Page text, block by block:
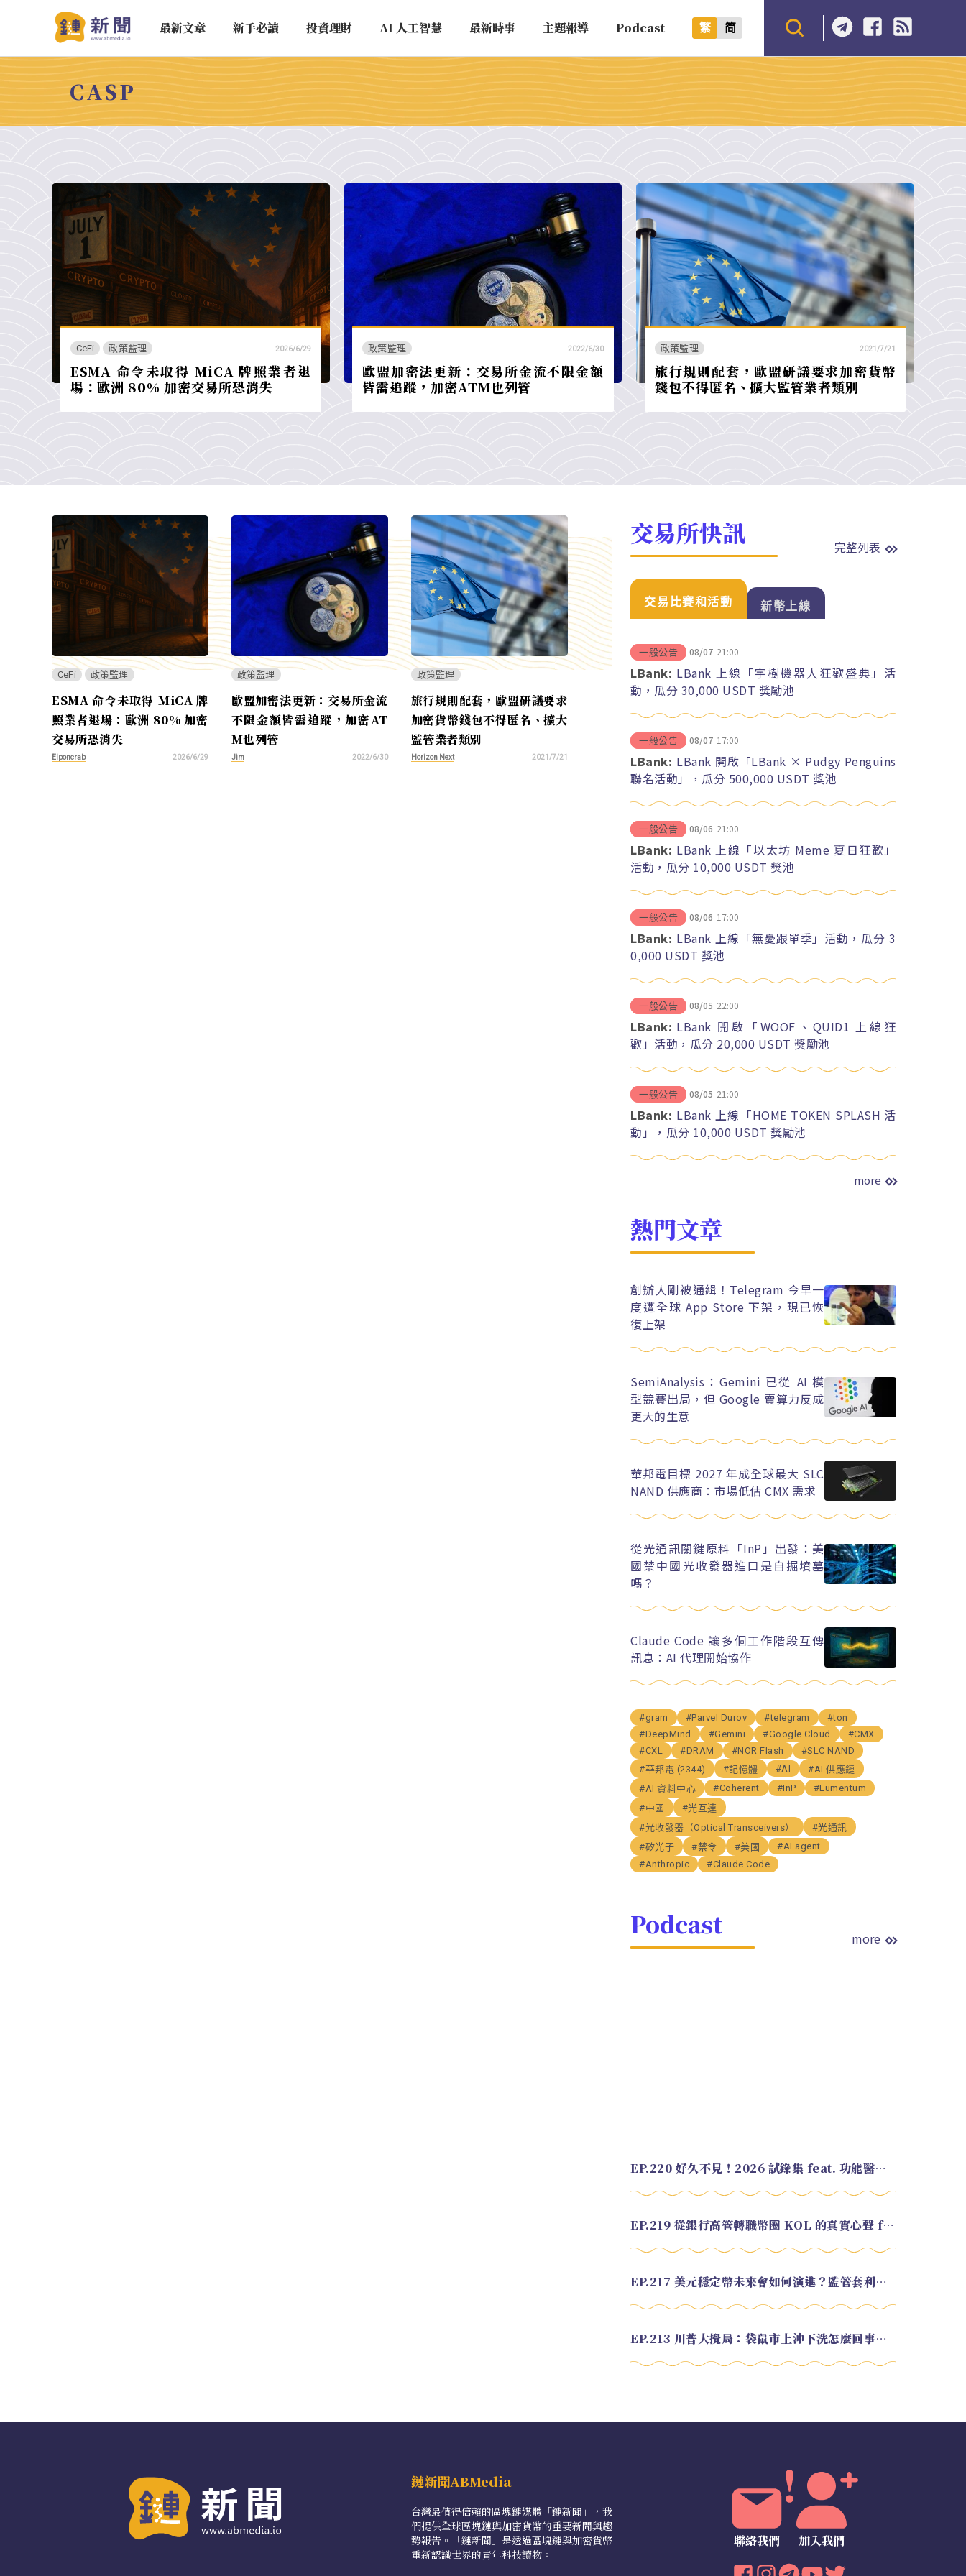
最新文章 新手必讀 投資理財 AI 人工智慧 最新時事 主題報導 Podcast 繁 简
CASP
CeFi 政策監理 2026/6/29
ESMA 命令未取得 MiCA 牌照業者退
場：歐洲 80% 加密交易所恐消失
政策監理 2022/6/30
歐盟加密法更新：交易所金流不限金額
皆需追蹤，加密ATM也列管
政策監理 2021/7/21
旅行規則配套，歐盟研議要求加密貨幣
錢包不得匿名、擴大監管業者類別
CeFi 政策監理
ESMA 命令未取得 MiCA 牌
照業者退場：歐洲 80% 加密
交易所恐消失
Elponcrab 2026/6/29
政策監理
歐盟加密法更新：交易所金流
不限金額皆需追蹤，加密AT
M也列管
Jim 2022/6/30
政策監理
旅行規則配套，歐盟研議要求
加密貨幣錢包不得匿名、擴大
監管業者類別
Horizon Next 2021/7/21
交易所快訊 完整列表
交易比賽和活動 新幣上線
一般公告 08/07 21:00
LBank: LBank 上線「宇樹機器人狂歡盛典」活
動，瓜分 30,000 USDT 獎勵池
一般公告 08/07 17:00
LBank: LBank 開啟「LBank × Pudgy Penguins
聯名活動」，瓜分 500,000 USDT 獎池
一般公告 08/06 21:00
LBank: LBank 上線「以太坊 Meme 夏日狂歡」
活動，瓜分 10,000 USDT 獎池
一般公告 08/06 17:00
LBank: LBank 上線「無憂跟單季」活動，瓜分 3
0,000 USDT 獎池
一般公告 08/05 22:00
LBank: LBank 開啟「WOOF、QUID1 上線狂
歡」活動，瓜分 20,000 USDT 獎勵池
一般公告 08/05 21:00
LBank: LBank 上線「HOME TOKEN SPLASH 活
動」，瓜分 10,000 USDT 獎勵池
more
熱門文章
創辦人剛被通緝！Telegram 今早一
度遭全球 App Store 下架，現已恢
復上架
SemiAnalysis：Gemini 已從 AI 模
型競賽出局，但 Google 賣算力反成
更大的生意
華邦電目標 2027 年成全球最大 SLC
NAND 供應商：市場低估 CMX 需求
從光通訊關鍵原料「InP」出發：美
國禁中國光收發器進口是自掘墳墓
嗎？
Claude Code 讓多個工作階段互傳
訊息：AI 代理開始協作
#gram #Parvel Durov #telegram
#ton
#DeepMind
#Gemini #Google Cloud
#CMX
#CXL
#DRAM #NOR Flash
#SLC NAND
#華邦電 (2344)
#記憶體 #AI
#AI 供應鏈
#AI 資料中心
#Coherent #InP
#Lumentum
#中國
#光互連
#光收發器（Optical Transceivers）
#光通訊
#矽光子
#禁令 #美國
#AI agent
#Anthropic
#Claude Code
Podcast more
EP.220 好久不見！2026 試錄集 feat. 功能醫學營養師 美寶
EP.219 從銀行高管轉職幣圈 KOL 的真實心聲 feat.龜大
EP.217 美元穩定幣未來會如何演進？監管套利終將收斂？feat. 研究員 余哲安
EP.213 川普大攪局：袋鼠市上沖下洗怎麼回事？feat. Alvin
鏈新聞ABMedia
台灣最值得信賴的區塊鏈媒體「鏈新聞」，我
們提供全球區塊鏈與加密貨幣的重要新聞與趨
勢報告。「鏈新聞」是透過區塊鏈與加密貨幣
重新認識世界的青年科技讀物。
聯絡我們 加入我們